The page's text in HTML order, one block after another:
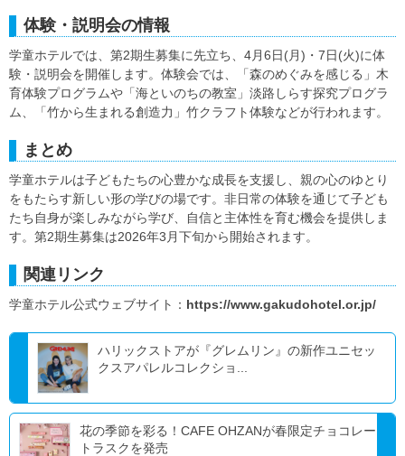
体験・説明会の情報
学童ホテルでは、第2期生募集に先立ち、4月6日(月)・7日(火)に体
験・説明会を開催します。体験会では、「森のめぐみを感じる」木
育体験プログラムや「海といのちの教室」淡路しらす探究プログラ
ム、「竹から生まれる創造力」竹クラフト体験などが行われます。
まとめ
学童ホテルは子どもたちの心豊かな成長を支援し、親の心のゆとり
をもたらす新しい形の学びの場です。非日常の体験を通じて子ども
たち自身が楽しみながら学び、自信と主体性を育む機会を提供しま
す。第2期生募集は2026年3月下旬から開始されます。
関連リンク
学童ホテル公式ウェブサイト： https://www.gakudohotel.or.jp/
ハリックストアが『グレムリン』の新作ユニセッ
クスアパレルコレクショ...
花の季節を彩る！CAFE OHZANが春限定チョコレー
トラスクを発売